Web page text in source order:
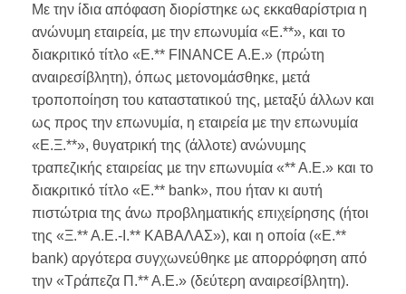
Με την ίδια απόφαση διορίστηκε ως εκκαθαρίστρια η
ανώνυµη εταιρεία, µε την επωνυµία «Ε.**», και το
διακριτικό τίτλο «Ε.** FINANCE Α.Ε.» (πρώτη
αναιρεσίβλητη), όπως µετονοµάσθηκε, µετά
τροποποίηση του καταστατικού της, µεταξύ άλλων και
ως προς την επωνυµία, η εταιρεία µε την επωνυµία
«Ε.Ξ.**», θυγατρική της (άλλοτε) ανώνυµης
τραπεζικής εταιρείας µε την επωνυµία «** Α.Ε.» και το
διακριτικό τίτλο «Ε.** bank», που ήταν κι αυτή
πιστώτρια της άνω προβληµατικής επιχείρησης (ήτοι
της «Ξ.** Α.Ε.-Ι.** ΚΑΒΑΛΑΣ»), και η οποία («Ε.**
bank) αργότερα συγχωνεύθηκε µε απορρόφηση από
την «Τράπεζα Π.** Α.Ε.» (δεύτερη αναιρεσίβλητη).